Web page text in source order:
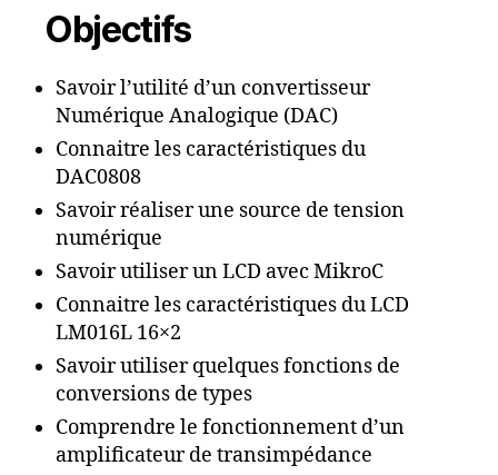
Objectifs
Savoir l’utilité d’un convertisseur
Numérique Analogique (DAC)
Connaitre les caractéristiques du
DAC0808
Savoir réaliser une source de tension
numérique
Savoir utiliser un LCD avec MikroC
Connaitre les caractéristiques du LCD
LM016L 16×2
Savoir utiliser quelques fonctions de
conversions de types
Comprendre le fonctionnement d’un
amplificateur de transimpédance